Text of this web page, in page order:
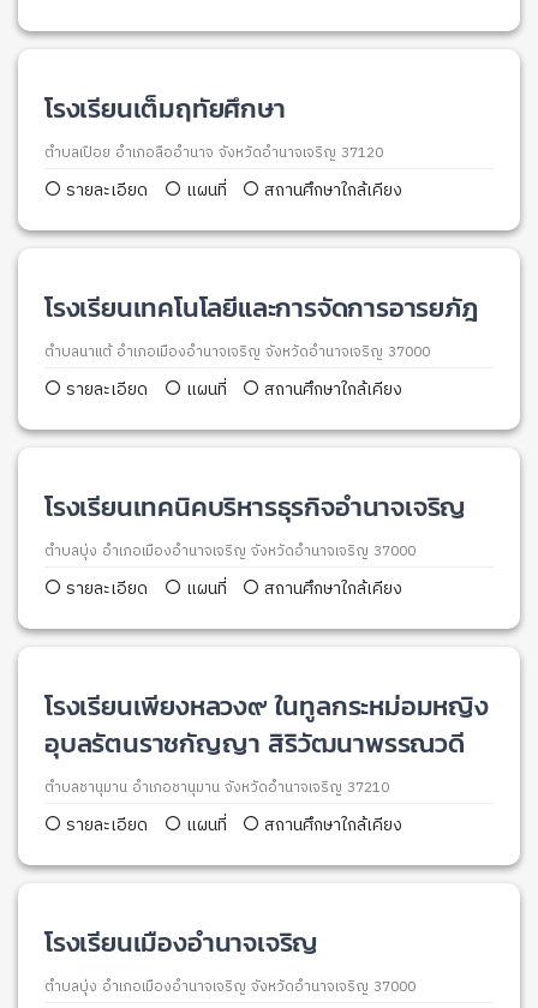
โรงเรียนเต็มฤทัยศึกษา
ตำบลเปือย อำเภอลืออำนาจ จังหวัดอำนาจเจริญ 37120
รายละเอียด แผนที่ สถานศึกษาใกล้เคียง
โรงเรียนเทคโนโลยีและการจัดการอารยภัฎ
ตำบลนาแต้ อำเภอเมืองอำนาจเจริญ จังหวัดอำนาจเจริญ 37000
รายละเอียด แผนที่ สถานศึกษาใกล้เคียง
โรงเรียนเทคนิคบริหารธุรกิจอำนาจเจริญ
ตำบลบุ่ง อำเภอเมืองอำนาจเจริญ จังหวัดอำนาจเจริญ 37000
รายละเอียด แผนที่ สถานศึกษาใกล้เคียง
โรงเรียนเพียงหลวง๙ ในทูลกระหม่อมหญิง
อุบลรัตนราชกัญญา สิริวัฒนาพรรณวดี
ตำบลชานุมาน อำเภอชานุมาน จังหวัดอำนาจเจริญ 37210
รายละเอียด แผนที่ สถานศึกษาใกล้เคียง
โรงเรียนเมืองอำนาจเจริญ
ตำบลบุ่ง อำเภอเมืองอำนาจเจริญ จังหวัดอำนาจเจริญ 37000